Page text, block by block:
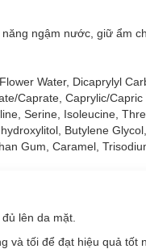
nhiều dưỡng chất dễ
năng ngậm nước, giữ ẩm
Water, Dicaprylyl
Caprate, Caprylic/
Serine, Isoleucine,
Butylene
Gum, Caramel,
lên da mặt.
và tối để đạt hiệu quả tốt